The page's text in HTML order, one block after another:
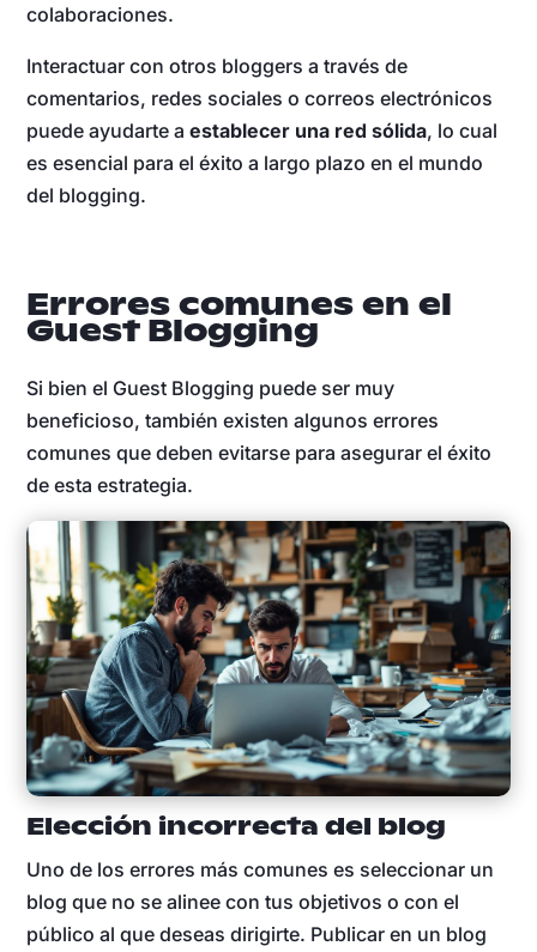
colaboraciones.
Interactuar con otros bloggers a través de
comentarios, redes sociales o correos electrónicos
puede ayudarte aestablecer una red sólida, lo cual
es esencial para el éxito a largo plazo en el mundo
del blogging.
Errores comunes en el
Guest Blogging
Si bien el Guest Blogging puede ser muy
beneficioso, también existen algunos errores
comunes que deben evitarse para asegurar el éxito
de esta estrategia.
Elección incorrecta del blog
Uno de los errores más comunes es seleccionar un
blog que no se alinee con tus objetivos o con el
público al que deseas dirigirte. Publicar en un blog